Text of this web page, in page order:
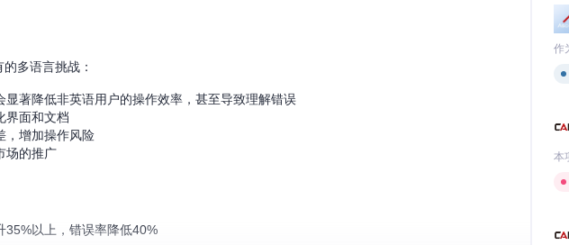
多语言挑战：
著降低非英语用户的操作效率，甚至导致理解错误
界面和文档
，增加操作风险
场的推广
35%以上，错误率降低40%